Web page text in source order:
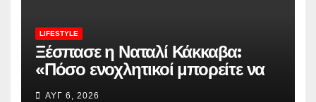
LIFESTYLE
Ξέσπασε η Ναταλί Κάκκαβα:
«Πόσο ενοχλητικοί μπορείτε να
γίνετε;»
ΑΥΓ 6, 2026